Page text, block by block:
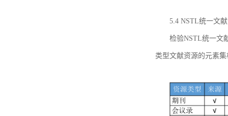
5.4 NSTL统一文
检验NSTL统一文
类型文献资源的元素